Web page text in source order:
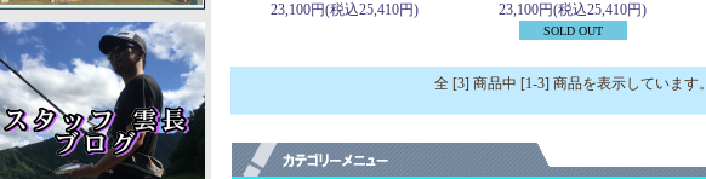
23,100円(税込25,410円)
23,100円(税込25,410円)
SOLD OUT
全 [3] 商品中 [1-3] 商品を表示しています。